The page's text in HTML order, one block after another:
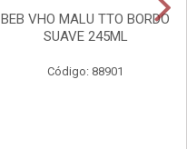
BEB VHO MALU TTO BORDO
SUAVE 245ML
Código: 88901